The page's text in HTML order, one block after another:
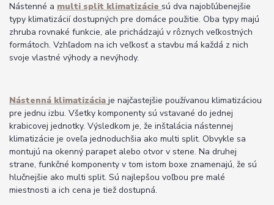
Nástenné a multi split klimatizácie sú dva najobľúbenejšie
typy klimatizácií dostupných pre domáce použitie. Oba typy majú
zhruba rovnaké funkcie, ale prichádzajú v rôznych veľkostných
formátoch. Vzhľadom na ich veľkosť a stavbu má každá z nich
svoje vlastné výhody a nevýhody.
Nástenná klimatizácia je najčastejšie používanou klimatizáciou
pre jednu izbu. Všetky komponenty sú vstavané do jednej
krabicovej jednotky. Výsledkom je, že inštalácia nástennej
klimatizácie je oveľa jednoduchšia ako multi split. Obvykle sa
montujú na okenný parapet alebo otvor v stene. Na druhej
strane, funkčné komponenty v tom istom boxe znamenajú, že sú
hlučnejšie ako multi split. Sú najlepšou voľbou pre malé
miestnosti a ich cena je tiež dostupná.